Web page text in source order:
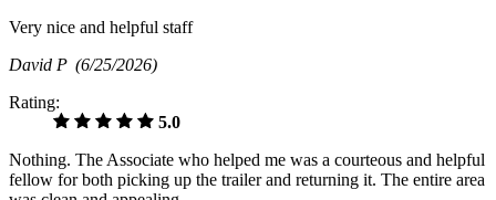
Very nice and helpful staff
David P (6/25/2026)
Rating:
5.0
Nothing. The Associate who helped me was a courteous and helpful
fellow for both picking up the trailer and returning it. The entire area